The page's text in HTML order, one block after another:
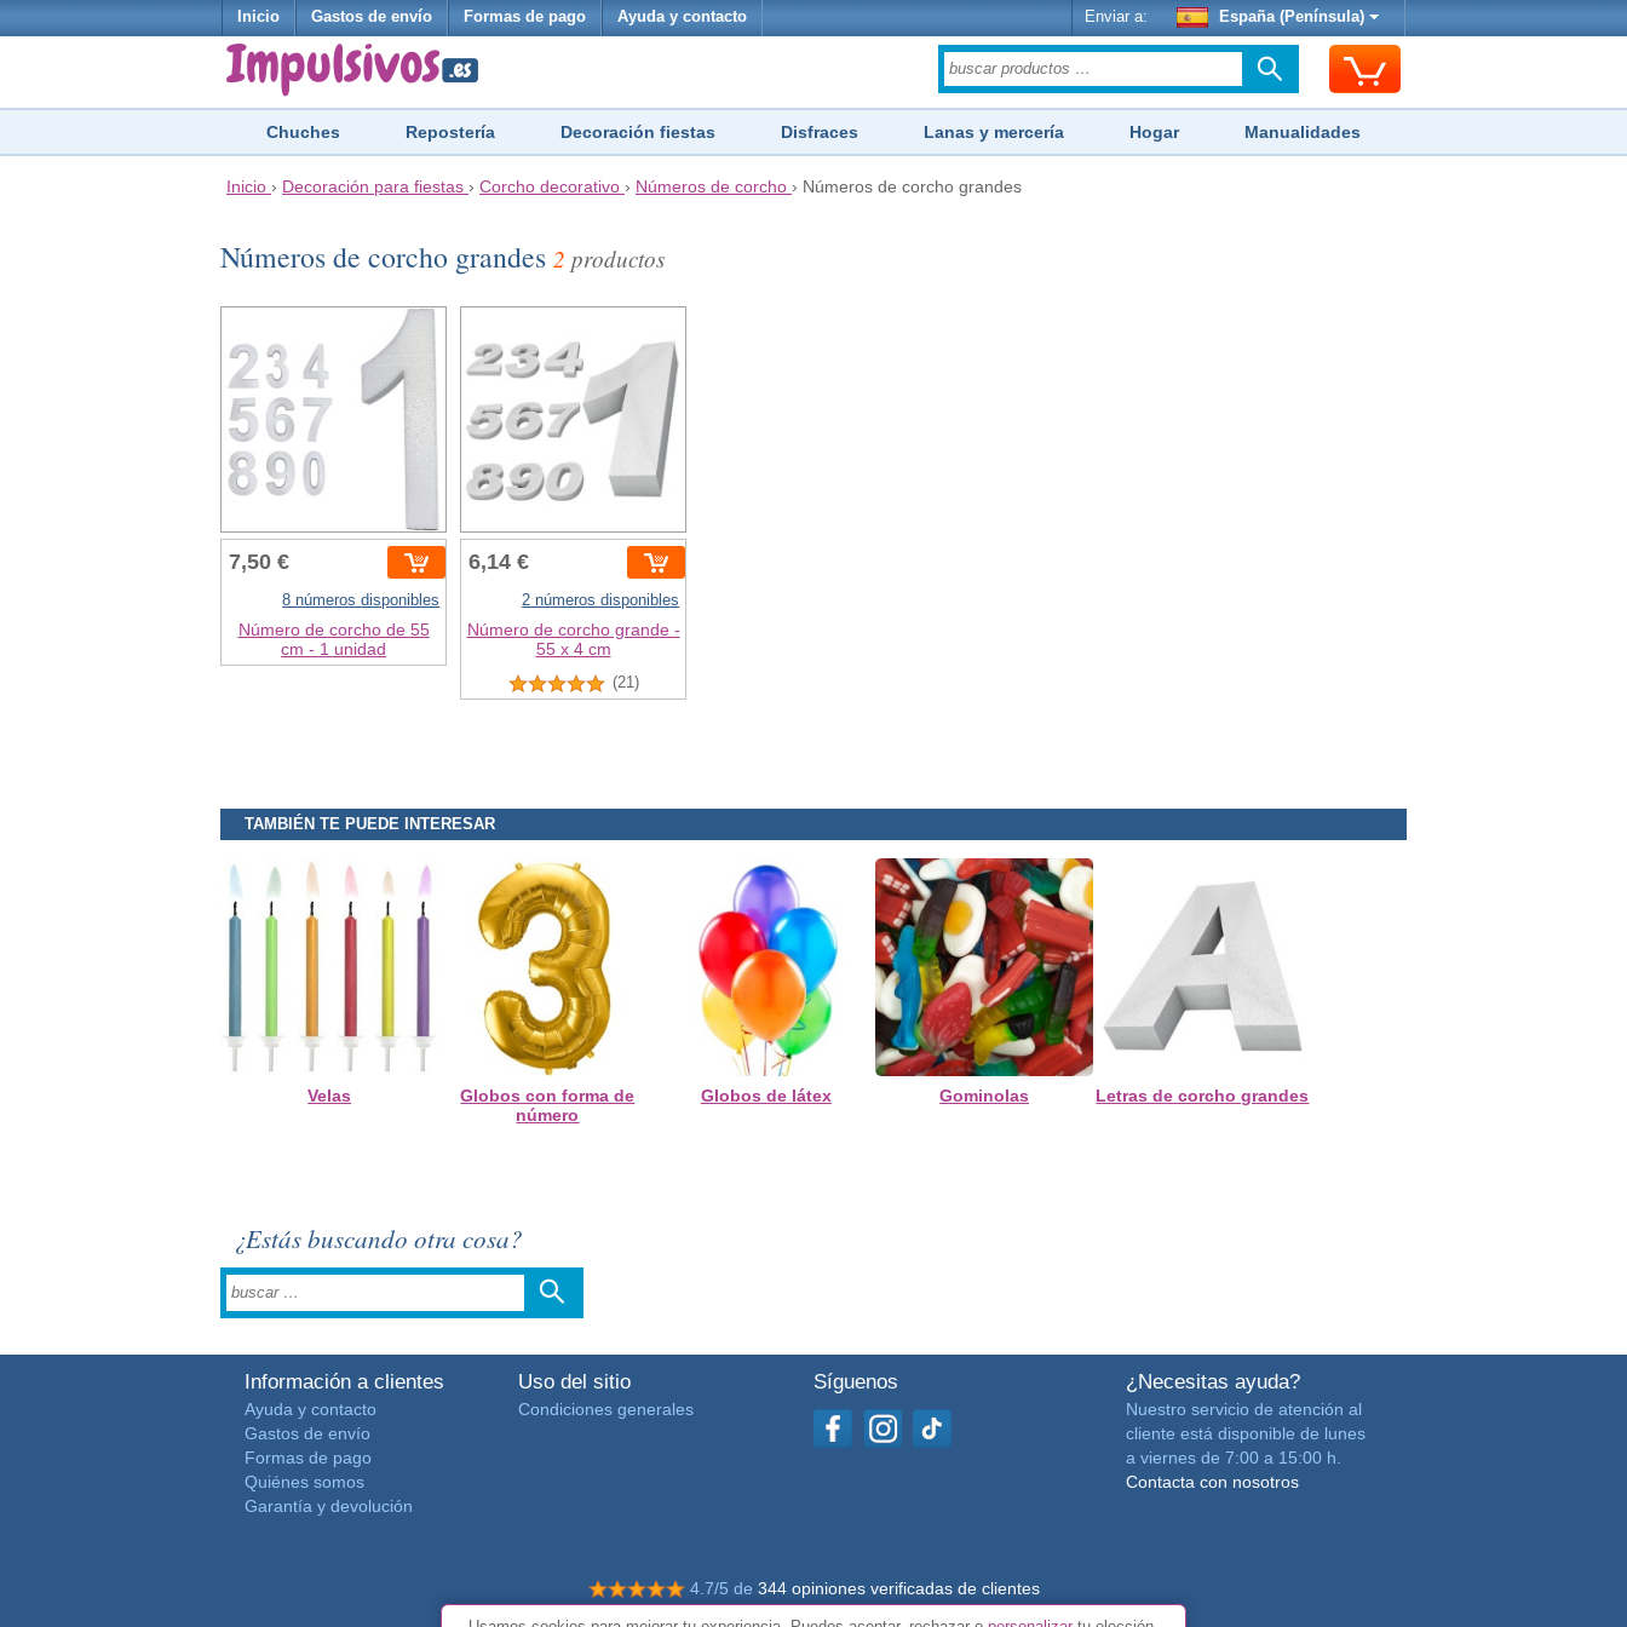
Inicio Gastos de envío Formas de pago Ayuda y contacto Enviar a: España (Península)
Chuches Repostería Decoración fiestas Disfraces Lanas y mercería Hogar Manualidades
Inicio › Decoración para fiestas › Corcho decorativo › Números de corcho › Números de corcho grandes
Números de corcho grandes 2 productos
7,50 €
8 números disponibles
Número de corcho de 55
cm - 1 unidad
6,14 €
2 números disponibles
Número de corcho grande -
55 x 4 cm
(21)
TAMBIÉN TE PUEDE INTERESAR
Velas
Globos con forma de
número
Globos de látex Gominolas Letras de corcho grandes
¿Estás buscando otra cosa?
Información a clientes
Ayuda y contacto
Gastos de envío
Formas de pago
Quiénes somos
Garantía y devolución
Uso del sitio
Condiciones generales
Síguenos ¿Necesitas ayuda?
Nuestro servicio de atención al
cliente está disponible de lunes
a viernes de 7:00 a 15:00 h.
Contacta con nosotros
4.7/5 de 344 opiniones verificadas de clientes